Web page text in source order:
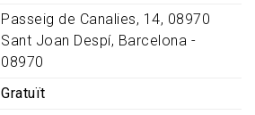
Passeig de Canalies, 14, 08970
Sant Joan Despí, Barcelona -
08970
Gratuït